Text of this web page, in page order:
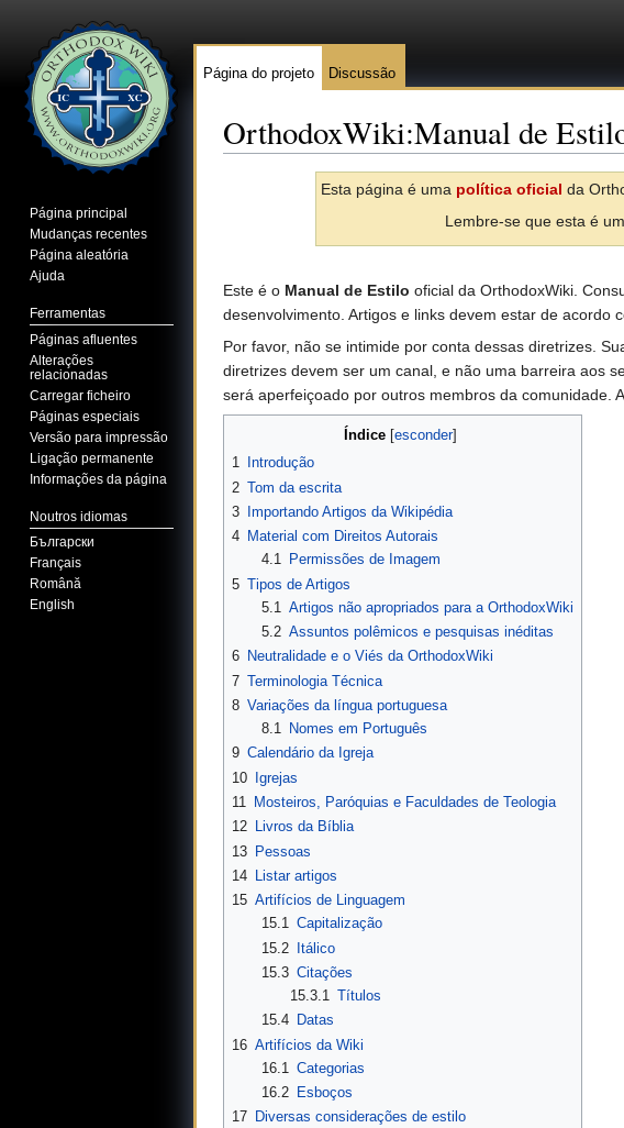
OrthodoxWiki:Manual de
Esta página é uma política oficial da
Lembre-se que esta é
Este é o Manual de Estilo oficial da OrthodoxWiki.
desenvolvimento. Artigos e links devem estar de
Por favor, não se intimide por conta dessas diretrizes.
diretrizes devem ser um canal, e não uma barreira aos
será aperfeiçoado por outros membros da comunidade.
Índice esconder]
1
Introdução
2 Tom da escrita
3
Importando Artigos da Wikipédia
4 Material com Direitos Autorais
4.1
Permissões de Imagem
5 Tipos de Artigos
5.1
Artigos não apropriados para a OrthodoxWiki
5.2 Assuntos polêmicos e pesquisas inéditas
6 Neutralidade e o Viés da OrthodoxWiki
7 Terminologia Técnica
8 Variações da língua portuguesa
8.1
Nomes em Português
9 Calendário da Igreja
10 Igrejas
11 Mosteiros, Paróquias e Faculdades de Teologia
12 Livros da Bíblia
13 Pessoas
14 Listar artigos
15 Artifícios de Linguagem
15.1 Capitalização
15.2 Itálico
15.3 Citações
15.3.1 Títulos
15.4
Datas
16 Artifícios da Wiki
16.1 Categorias
16.2
Esboços
17 Diversas considerações de estilo
Página do projeto Discussão
Página principal
Mudanças recentes
Página aleatória
Ajuda
Ferramentas
Páginas afluentes
Alterações
relacionadas
Carregar ficheiro
Páginas especiais
Versão para impressão
Ligação permanente
Informações da página
Noutros idiomas
Български
Français
Română
English